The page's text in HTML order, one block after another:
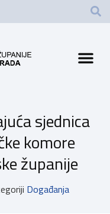
sjednica
komore
županije
Događanja